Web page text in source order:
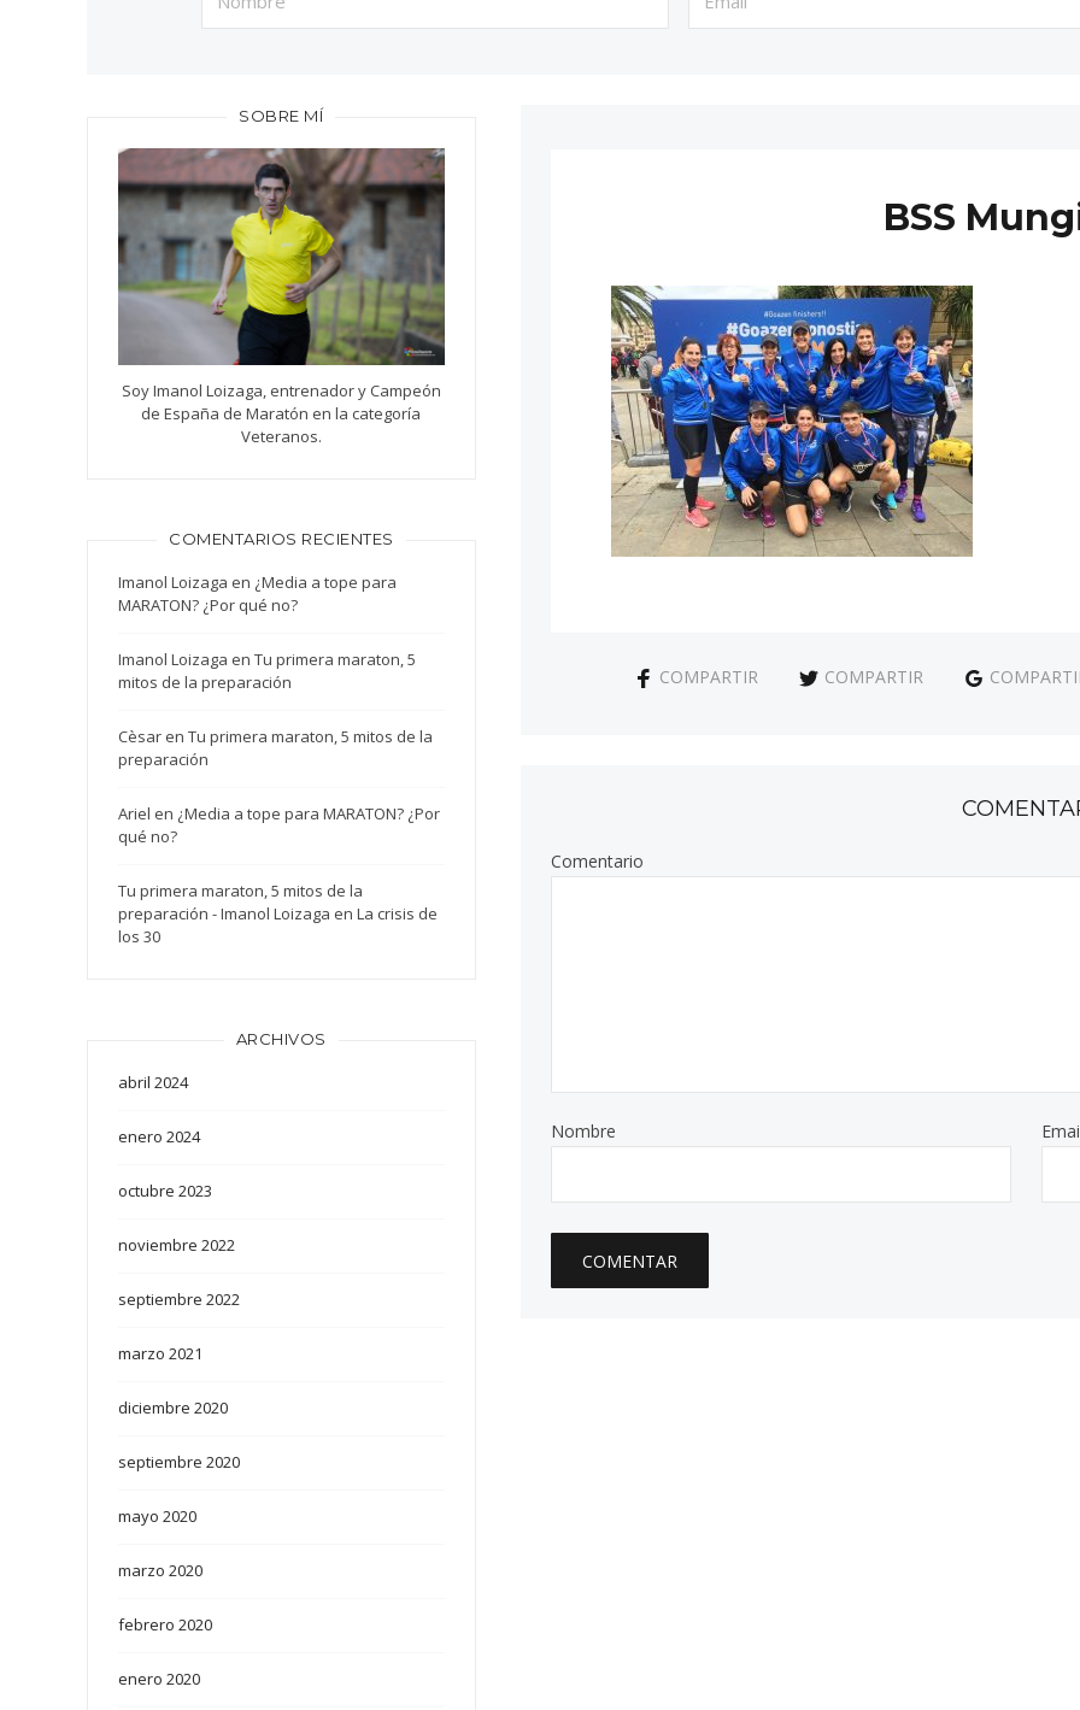
BSS
COMPARTIR COMPARTIR
Comentario
Nombre
SOBRE MÍ
Soy Imanol Loizaga, entrenador y Campeón
de España de Maratón en la categoría
Veteranos.
COMENTARIOS RECIENTES
Imanol Loizaga en ¿Media a tope para
MARATON? ¿Por qué no?
Imanol Loizaga enTu primera maraton, 5
mitos de la preparación
Cèsar enTu primera maraton, 5 mitos de la
preparación
Ariel en ¿Media a tope para MARATON? ¿Por
qué no?
Tu primera maraton, 5 mitos de la
preparación - Imanol Loizaga enLa crisis de
los 30
ARCHIVOS
abril 2024
enero 2024
octubre 2023
noviembre 2022
septiembre 2022
marzo 2021
diciembre 2020
septiembre 2020
mayo 2020
marzo 2020
febrero 2020
enero 2020